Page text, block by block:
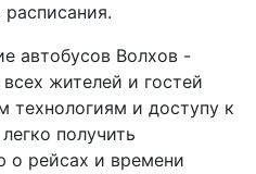
расписания.
автобусов Волхов -
жителей и гостей
технологиям и доступу к
получить
о рейсах и времени